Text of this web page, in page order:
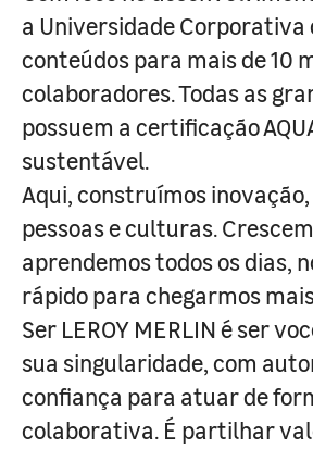
a Universidade Corporativa
conteúdos para mais de 10
colaboradores. Todas as
possuem a certificação
sustentável.
Aqui, construímos
pessoas e culturas.
aprendemos todos os dias,
rápido para chegarmos
Ser LEROY MERLIN é ser
sua singularidade, com
confiança para atuar de
colaborativa. É partilhar